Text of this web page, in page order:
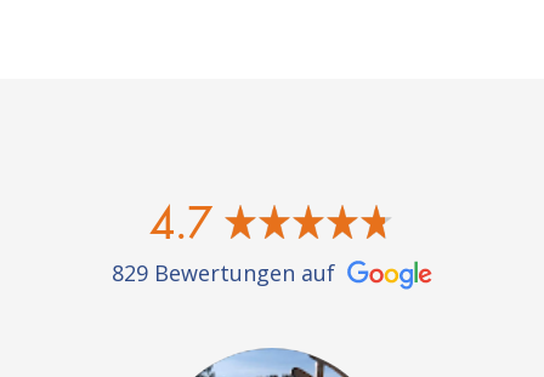
4.7
829 Bewertungen auf